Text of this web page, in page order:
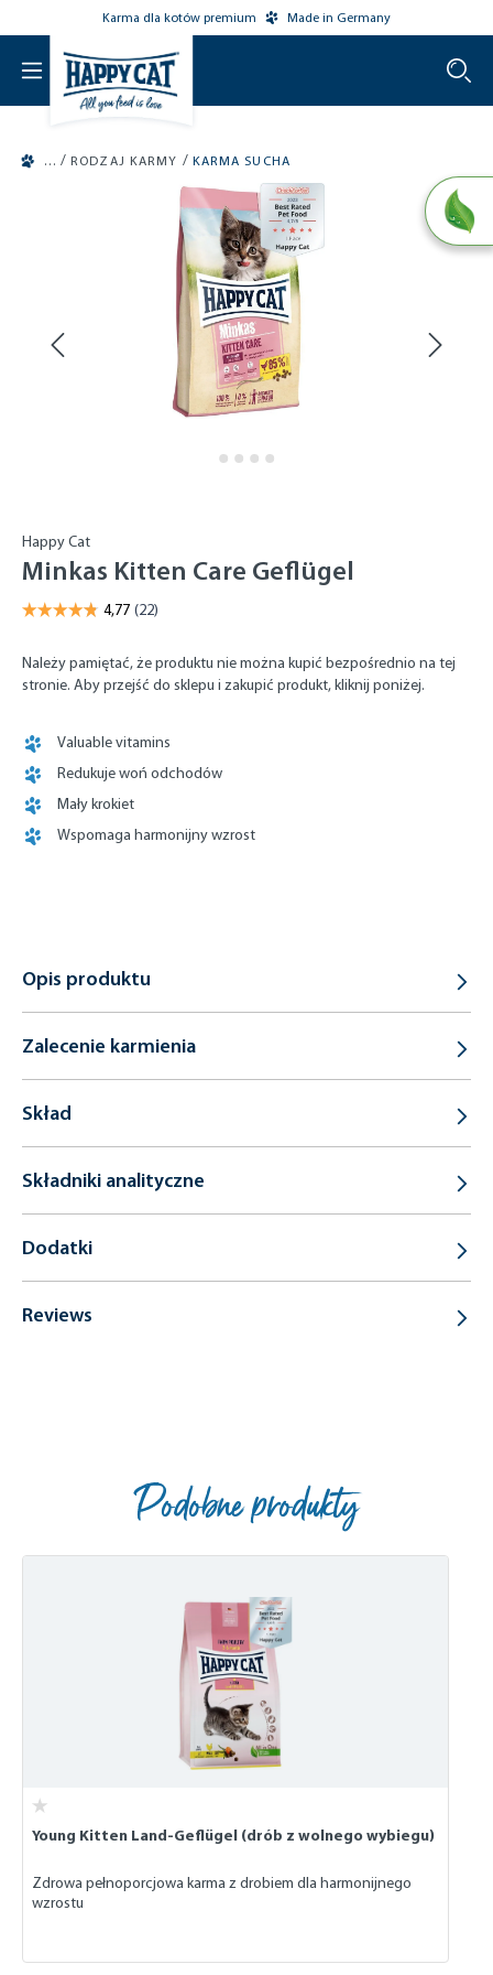
main contentKarma dla kotów premium Made in Germany
/ RODZAJ KARMY / KARMA SUCHA
Happy Cat
Minkas Kitten Care Geflügel
Należy pamiętać, że produktu nie można kupić bezpośrednio na tej
stronie. Aby przejść do sklepu i zakupić produkt, kliknij poniżej.
Valuable vitamins
Redukuje woń odchodów
Mały krokiet
Wspomaga harmonijny wzrost
Opis produktu
Zalecenie karmienia
Skład
Składniki analityczne
Dodatki
Reviews
Podobne produkty
Young Kitten Land-Geflügel (drób z wolnego wybiegu)
Zdrowa pełnoporcjowa karma z drobiem dla harmonijnego
wzrostu